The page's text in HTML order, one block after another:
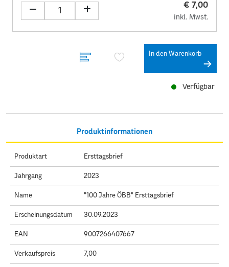
€ 7,00
inkl. Mwst.
In den Warenkorb
Verfügbar
Produktinformationen
Produktart Ersttagsbrief
Jahrgang 2023
Name "100 Jahre ÖBB" Ersttagsbrief
Erscheinungsdatum 30.09.2023
EAN 9007266407667
Verkaufspreis 7,00